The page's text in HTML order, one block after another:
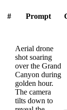
# Prompt
Aerial drone
shot soaring
over the Grand
Canyon during
golden hour.
The camera
tilts down to